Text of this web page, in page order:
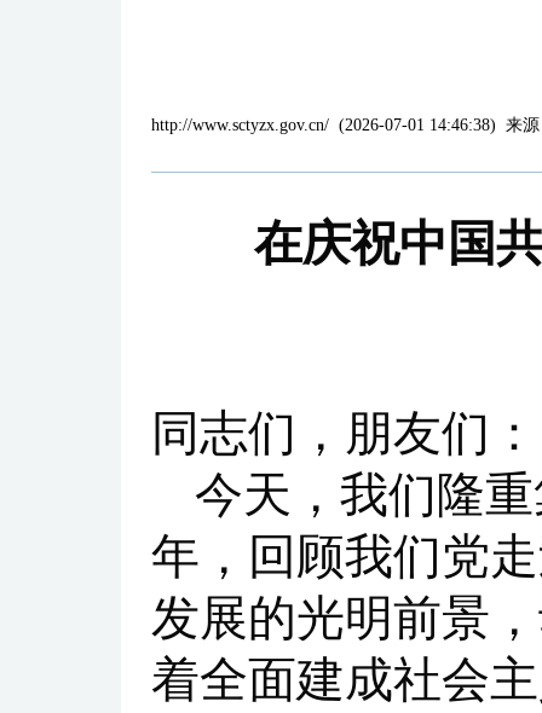
http://www.sctyzx.gov.cn/ (2026-07-01 14:46:38) 来
在庆祝中国
同志们，朋友们：
今天，我们隆
年，回顾我们党
发展的光明前景
着全面建成社会